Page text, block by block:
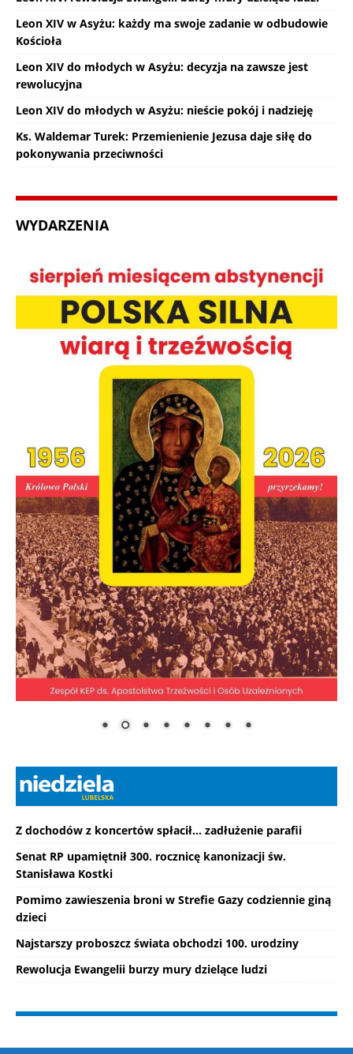
Leon XIV w Asyżu: każdy ma swoje zadanie w odbudowie
Kościoła
Leon XIV do młodych w Asyżu: decyzja na zawsze jest
rewolucyjna
Leon XIV do młodych w Asyżu: nieście pokój i nadzieję
Ks. Waldemar Turek: Przemienienie Jezusa daje siłę do
pokonywania przeciwności
WYDARZENIA
Z dochodów z koncertów spłacił... zadłużenie parafii
Senat RP upamiętnił 300. rocznicę kanonizacji św.
Stanisława Kostki
Pomimo zawieszenia broni w Strefie Gazy codziennie giną
dzieci
Najstarszy proboszcz świata obchodzi 100. urodziny
Rewolucja Ewangelii burzy mury dzielące ludzi